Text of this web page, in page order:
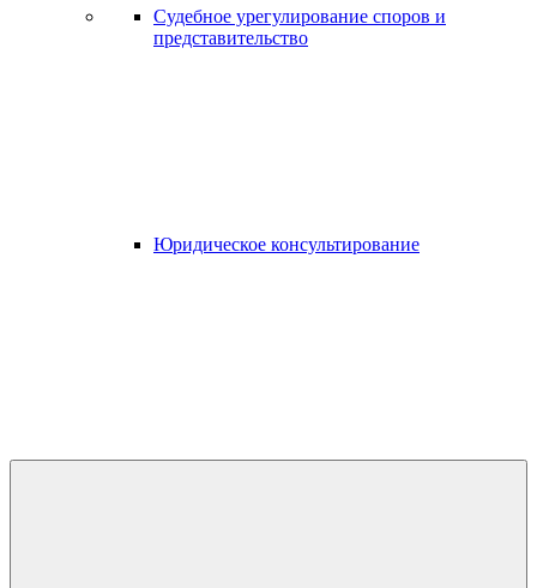
Судебное урегулирование споров и
представительство
Юридическое консультирование